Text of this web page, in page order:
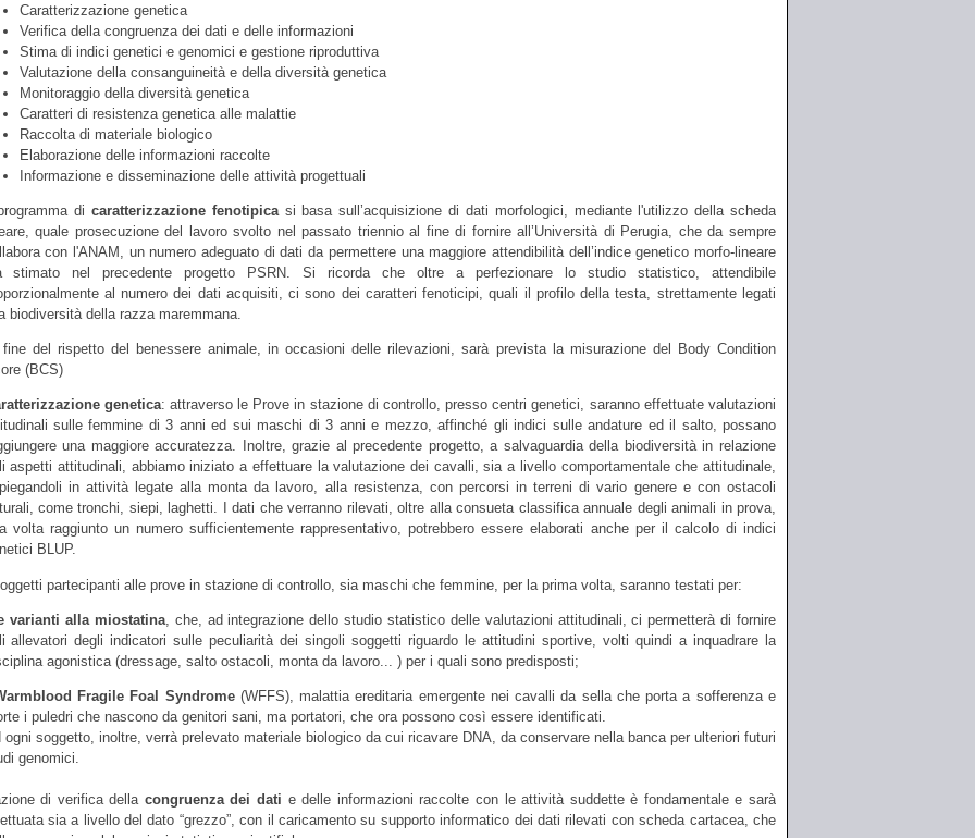
Caratterizzazione genetica
Verifica della congruenza dei dati e delle informazioni
Stima di indici genetici e genomici e gestione riproduttiva
Valutazione della consanguineità e della diversità genetica
Monitoraggio della diversità genetica
Caratteri di resistenza genetica alle malattie
Raccolta di materiale biologico
Elaborazione delle informazioni raccolte
Informazione e disseminazione delle attività progettuali
di caratterizzazione fenotipicasi basa sull’acquisizione di dati morfologici, mediante l'utilizzo della scheda
quale prosecuzione del lavoro svolto nel passato triennio al fine di fornire all’Università di Perugia, che da sempre
con l'ANAM, un numero adeguato di dati da permettere una maggiore attendibilità dell’indice genetico morfo-lineare
stimato nel precedente progetto PSRN. Si ricorda che oltre a perfezionare lo studio statistico, attendibile
al numero dei dati acquisiti, ci sono dei caratteri fenoticipi, quali il profilo della testa, strettamente legati
biodiversità della razza maremmana.
del rispetto del benessere animale, in occasioni delle rilevazioni, sarà prevista la misurazione del Body Condition
(BCS)
genetica: attraverso le Prove in stazione di controllo, presso centri genetici, saranno effettuate valutazioni
sulle femmine di 3 anni ed sui maschi di 3 anni e mezzo, affinché gli indici sulle andature ed il salto, possano
una maggiore accuratezza. Inoltre, grazie al precedente progetto, a salvaguardia della biodiversità in relazione
aspetti attitudinali, abbiamo iniziato a effettuare la valutazione dei cavalli, sia a livello comportamentale che attitudinale,
in attività legate alla monta da lavoro, alla resistenza, con percorsi in terreni di vario genere e con ostacoli
come tronchi, siepi, laghetti. I dati che verranno rilevati, oltre alla consueta classifica annuale degli animali in prova,
volta raggiunto un numero sufficientemente rappresentativo, potrebbero essere elaborati anche per il calcolo di indici
BLUP.
partecipanti alle prove in stazione di controllo, sia maschi che femmine, per la prima volta, saranno testati per:
varianti alla miostatina, che, ad integrazione dello studio statistico delle valutazioni attitudinali, ci permetterà di fornire
allevatori degli indicatori sulle peculiarità dei singoli soggetti riguardo le attitudini sportive, volti quindi a inquadrare la
agonistica (dressage, salto ostacoli, monta da lavoro... ) per i quali sono predisposti;
Fragile Foal Syndrome(WFFS), malattia ereditaria emergente nei cavalli da sella che porta a sofferenza e
i puledri che nascono da genitori sani, ma portatori, che ora possono così essere identificati.
ogni soggetto, inoltre, verrà prelevato materiale biologico da cui ricavare DNA, da conservare nella banca per ulteriori futuri
genomici.
di verifica della congruenza dei dati e delle informazioni raccolte con le attività suddette è fondamentale e sarà
sia a livello del dato “grezzo”, con il caricamento su supporto informatico dei dati rilevati con scheda cartacea, che